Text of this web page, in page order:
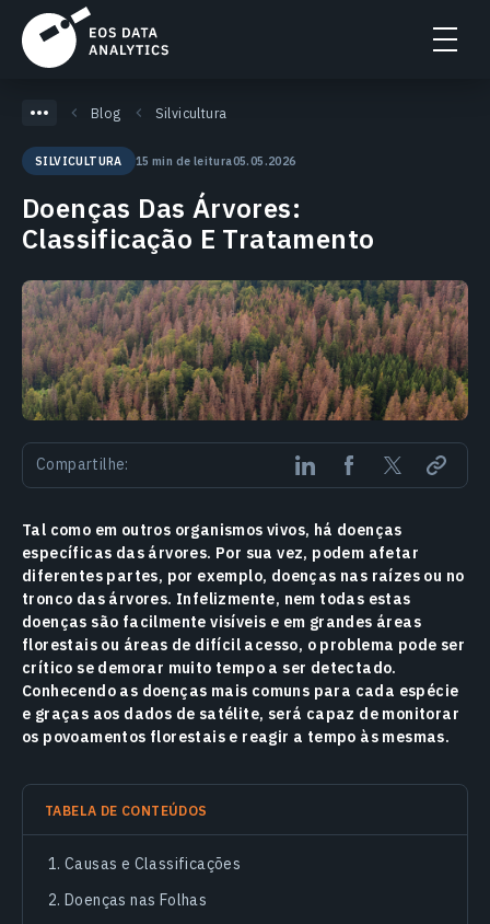
Blog Silvicultura
SILVICULTURA 15 min de leitura05.05.2026
Doenças Das Árvores:
Classificação E Tratamento
Compartilhe:
Tal como em outros organismos vivos, há doenças
específicas das árvores. Por sua vez, podem afetar
diferentes partes, por exemplo, doenças nas raízes ou no
tronco das árvores. Infelizmente, nem todas estas
doenças são facilmente visíveis e em grandes áreas
florestais ou áreas de difícil acesso, o problema pode ser
crítico se demorar muito tempo a ser detectado.
Conhecendo as doenças mais comuns para cada espécie
e graças aos dados de satélite, será capaz de monitorar
os povoamentos florestais e reagir a tempo às mesmas.
TABELA DE CONTEÚDOS
Causas e Classificações
Doenças nas Folhas